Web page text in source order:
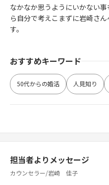
なかなか思うようにいかない
ら自分で考えこまずに岩崎さ
す。
おすすめキーワード
50代からの婚活 人見知り
担当者よりメッセージ
カウンセラー/岩崎 佳子